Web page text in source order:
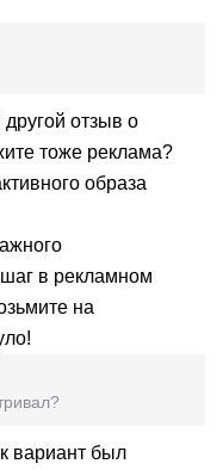
отзыв о
тоже реклама?
образа
в рекламном
на
вариант был